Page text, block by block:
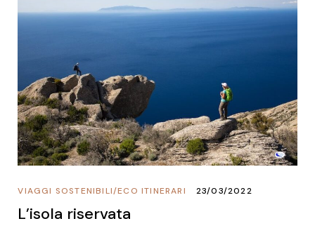
ECO ITINERARI
/
VIAGGI SOSTENIBILI 23/03/2022
L’isola riservata